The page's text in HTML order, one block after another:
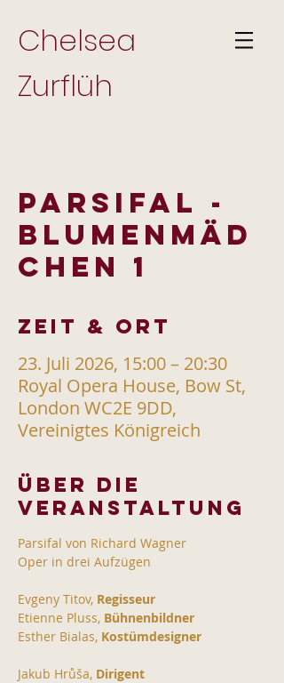
Chelsea
Zurflüh
PARSIFAL -
Blumenmäd
chen 1
Zeit & Ort
23. Juli 2026, 15:00 – 20:30
Royal Opera House, Bow St,
London WC2E 9DD,
Vereinigtes Königreich
Über die
Veranstaltung
Parsifal von Richard Wagner
Oper in drei Aufzügen
Evgeny Titov, Regisseur
Etienne Pluss, Bühnenbildner
Esther Bialas, Kostümdesigner
Jakub Hrůša, Dirigent